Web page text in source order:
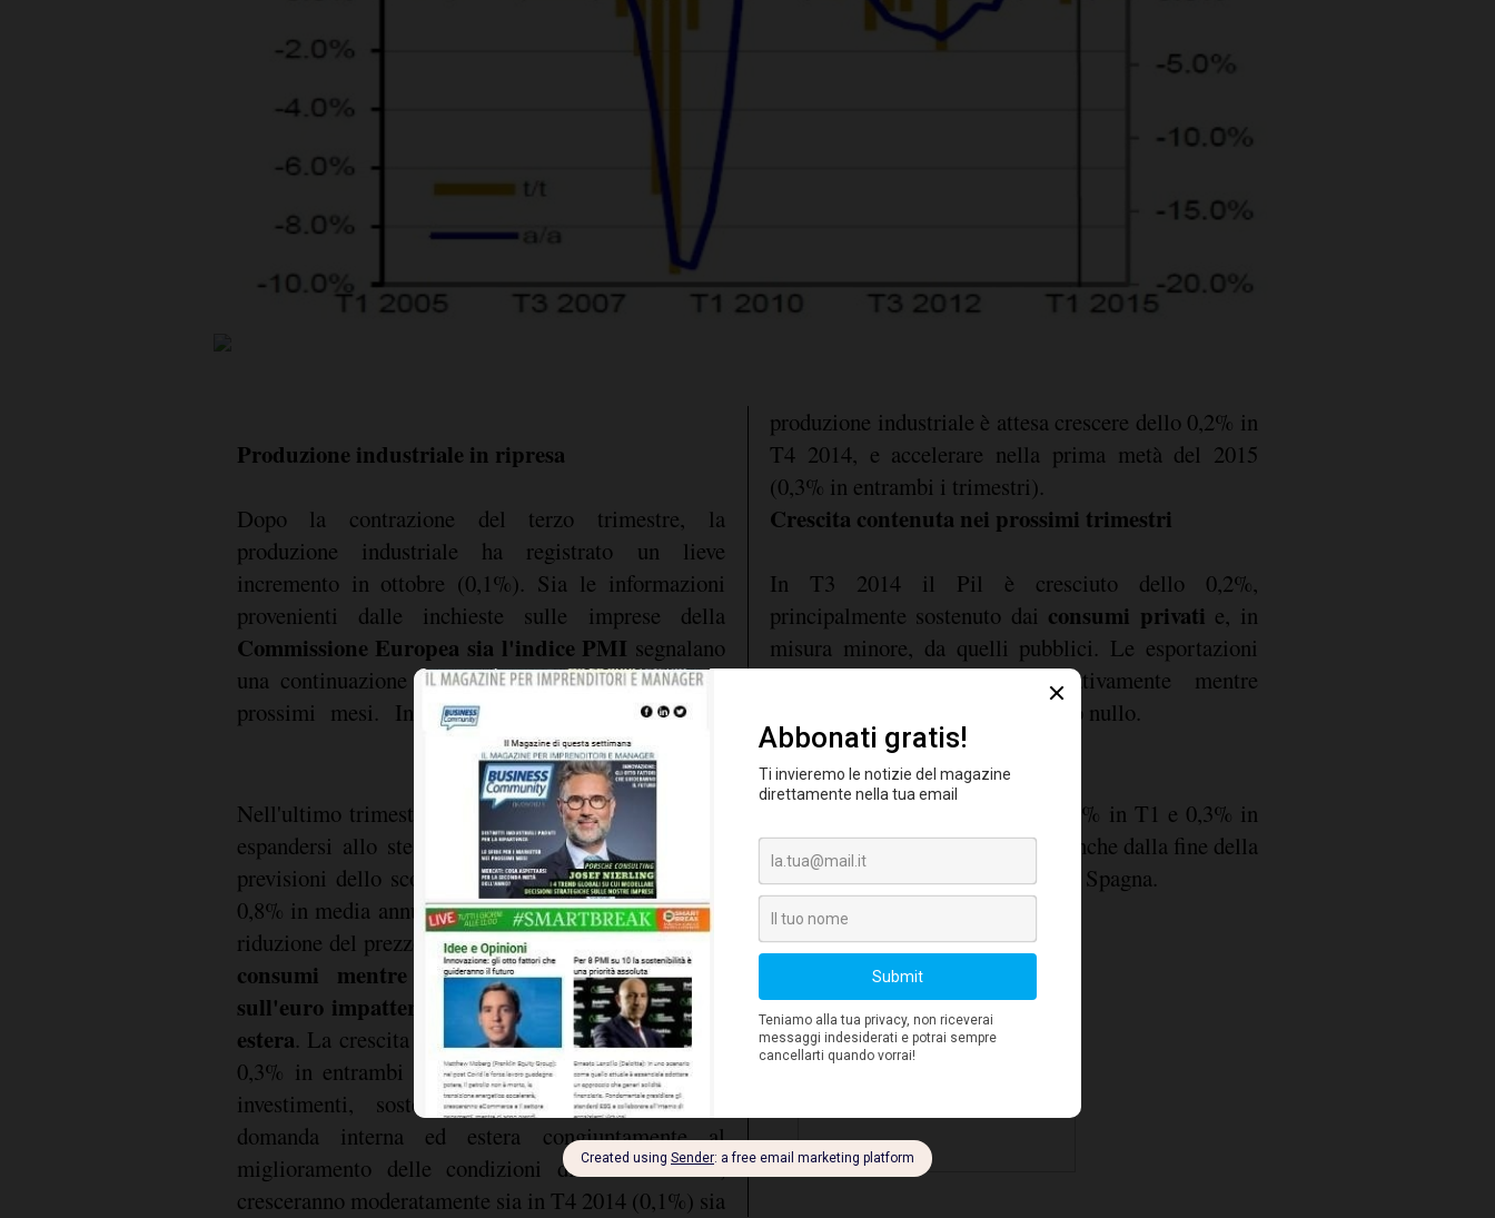
Produzione industriale in ripresa
Dopo la contrazione del terzo trimestre, la
produzione industriale ha registrato un lieve
incremento in ottobre (0,1%). Sia le informazioni
provenienti dalle inchieste sulle imprese della
Commissione Europea sia l'indice PMI segnalano
una continuazione del percorso positivo anche nei
prossimi mesi. In linea con queste evidenze, la
produzione industriale è attesa crescere dello 0,2% in
T4 2014, e accelerare nella prima metà del 2015
(0,3% in entrambi i trimestri).
Crescita contenuta nei prossimi trimestri
In T3 2014 il Pil è cresciuto dello 0,2%,
principalmente sostenuto dai consumi privati e, in
misura minore, da quelli pubblici. Le esportazioni
nette hanno contribuito negativamente mentre
l'apporto degli investimenti è stato nullo.
Nell'ultimo trimestre del 2014 l'economia è prevista
espandersi allo stesso ritmo di T3, confermando le
previsioni dello scorso ottobre di una crescita dello
0,8% in media annua. Per la prima metà del 2015, la
riduzione del prezzo del petrolio è attesasostenere i
consumi mentre l'apprezzamento del dollaro
sull'euro impatterà positivamente sulla domanda
estera. La crescita prevista del Pil risulterà pari allo
0,3% in entrambi i trimestri. In questo quadro gli
investimenti, sostenuti dal rafforzamento della
domanda interna ed estera congiuntamente al
miglioramento delle condizioni di finanziamento,
cresceranno moderatamente sia in T4 2014 (0,1%) sia
nel primo semestre dell'anno (0,2% in T1 e 0,3% in
T2), condizionati positivamente anche dalla fine della
crisi delle costruzioni in Francia e Spagna.